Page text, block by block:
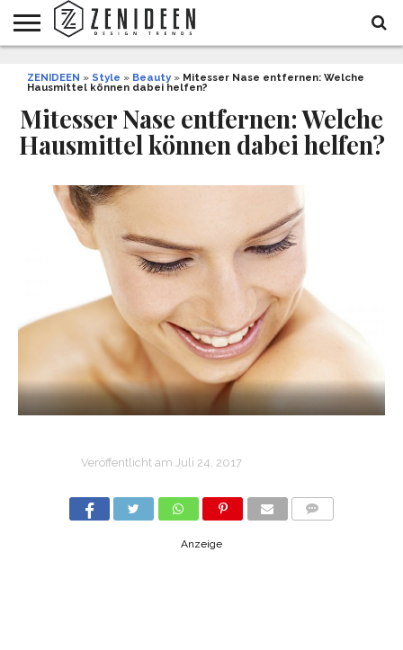
INNENDESIGN
ARCHITEKTUR
GARTEN
UND
LIFESTYLE
DEKO
&
DIY
STYLE
REZEPTE
GESUNDHEIT
WEIHNACHTEN
ZENIDEEN » Style » Beauty » Mitesser Nase entfernen: Welche
Hausmittel können dabei helfen?
Mitesser Nase entfernen: Welche
Hausmittel können dabei helfen?
Veröffentlicht am Juli 24, 2017
Anzeige